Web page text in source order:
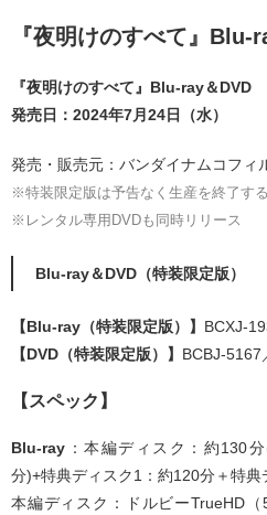
『夜明けのすべて』Blu-
『夜明けのすべて』Blu-ray＆DVD
発売日：2024年7月24日（水）
発売・販売元：バンダイナムコフィ
※特装限定版は予告なく生産を終了す
※レンタル専用DVDも同時リリース
Blu-ray＆DVD（特装限定版）
【Blu-ray（特装限定版）】 BCXJ-
【DVD（特装限定版）】 BCBJ-5167
【スペック】
Blu-ray ：本編ディスク：約130
分)+特典ディスク1：約120分＋特
本編ディスク：ドルビーTrueHD